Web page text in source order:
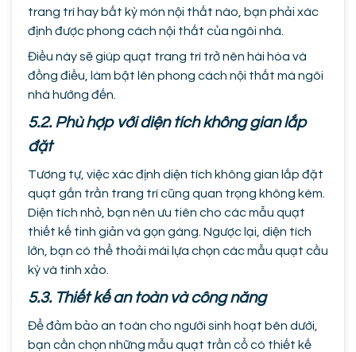
trang trí hay bất kỳ món nội thất nào, bạn phải xác
định được phong cách nội thất của ngôi nhà.
Điều này sẽ giúp quạt trang trí trở nên hài hòa và
đồng điều, làm bật lên phong cách nội thất mà ngôi
nhà hướng đến.
5.2. Phù hợp với diện tích không gian lắp
đặt
Tương tự, việc xác định diện tích không gian lắp đặt
quạt gắn trần trang trí cũng quan trọng không kém.
Diện tích nhỏ, bạn nên ưu tiên cho các mẫu quạt
thiết kế tinh giản và gọn gàng. Ngược lại, diện tích
lớn, bạn có thể thoải mái lựa chọn các mẫu quạt cầu
kỳ và tinh xảo.
5.3. Thiết kế an toàn và công năng
Để đảm bảo an toàn cho người sinh hoạt bên dưới,
bạn cần chọn những mẫu quạt trần cổ có thiết kế